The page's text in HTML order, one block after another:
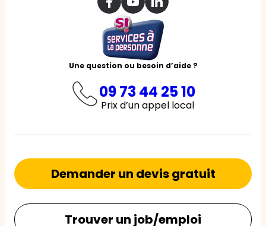
Une question ou besoin d’aide ?
09 73 44 25 10
Prix d’un appel local
Demander un devis gratuit
Trouver un job/emploi